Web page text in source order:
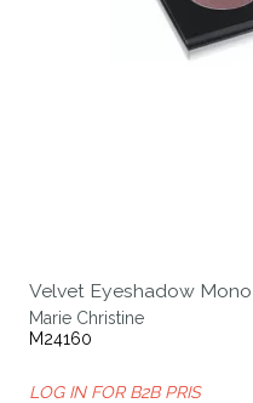
Velvet Eyeshadow Mono
Marie Christine
M24160
LOG IN FOR B2B PRIS